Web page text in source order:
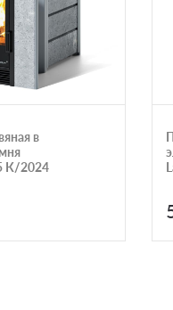
в
К/2024